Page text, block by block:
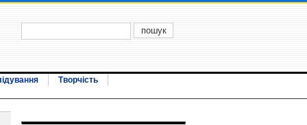
Творчість